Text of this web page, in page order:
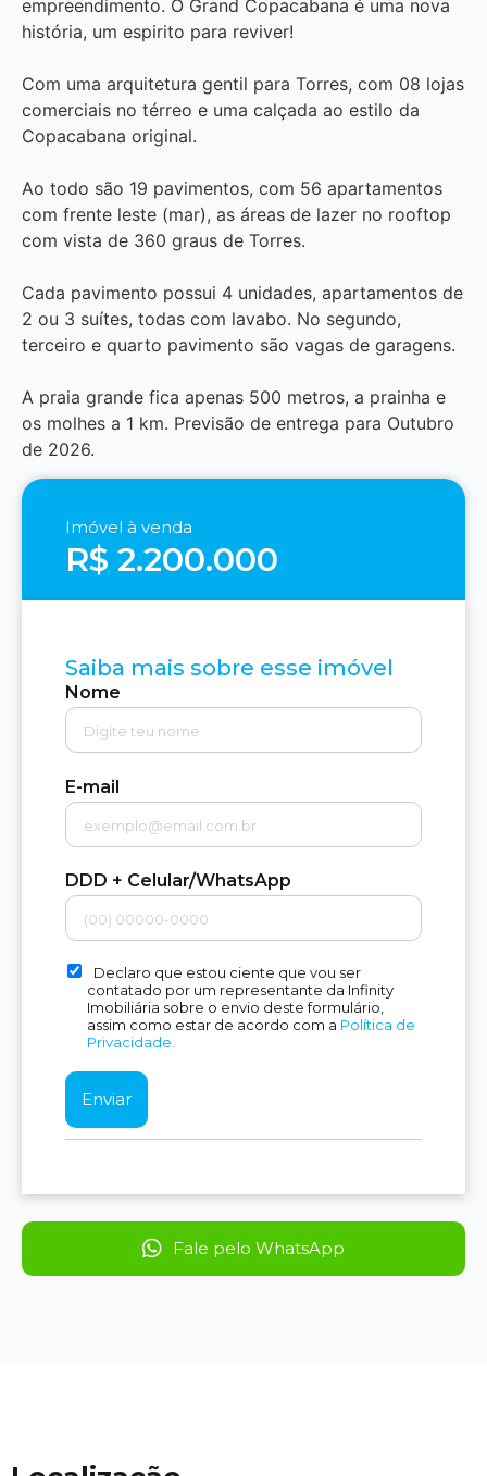
empreendimento. O Grand Copacabana é uma nova
história, um espirito para reviver!
Com uma arquitetura gentil para Torres, com 08 lojas
comerciais no térreo e uma calçada ao estilo da
Copacabana original.
Ao todo são 19 pavimentos, com 56 apartamentos
com frente leste (mar), as áreas de lazer no rooftop
com vista de 360 graus de Torres.
Cada pavimento possui 4 unidades, apartamentos de
2 ou 3 suítes, todas com lavabo. No segundo,
terceiro e quarto pavimento são vagas de garagens.
A praia grande fica apenas 500 metros, a prainha e
os molhes a 1 km. Previsão de entrega para Outubro
de 2026.
Imóvel à venda
R$ 2.200.000
Saiba mais sobre esse imóvel
Nome
E-mail
DDD + Celular/WhatsApp
Declaro que estou ciente que vou ser
contatado por um representante da Infinity
Imobiliária sobre o envio deste formulário,
assim como estar de acordo com a Política de
Privacidade.
Fale pelo WhatsApp